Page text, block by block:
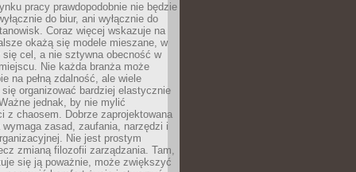
pracy prawdopodobnie nie będzie
do biur, ani wyłącznie do
Coraz więcej wskazuje na
okażą się modele mieszane, w
się cel, a nie sztywna obecność w
Nie każda branża może
na pełną zdalność, ale wiele
się organizować bardziej elastycznie
jednak, by nie mylić
z chaosem. Dobrze zaprojektowana
wymaga zasad, zaufania, narzędzi i
Nie jest prostym
zmianą filozofii zarządzania. Tam,
się ją poważnie, może zwiększyć